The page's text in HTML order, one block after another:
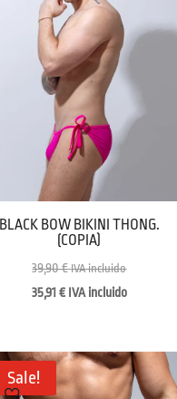
BLACK BOW BIKINI THONG.
(COPIA)
39,90€ IVA incluido
35,91 € IVA incluido
Sale!